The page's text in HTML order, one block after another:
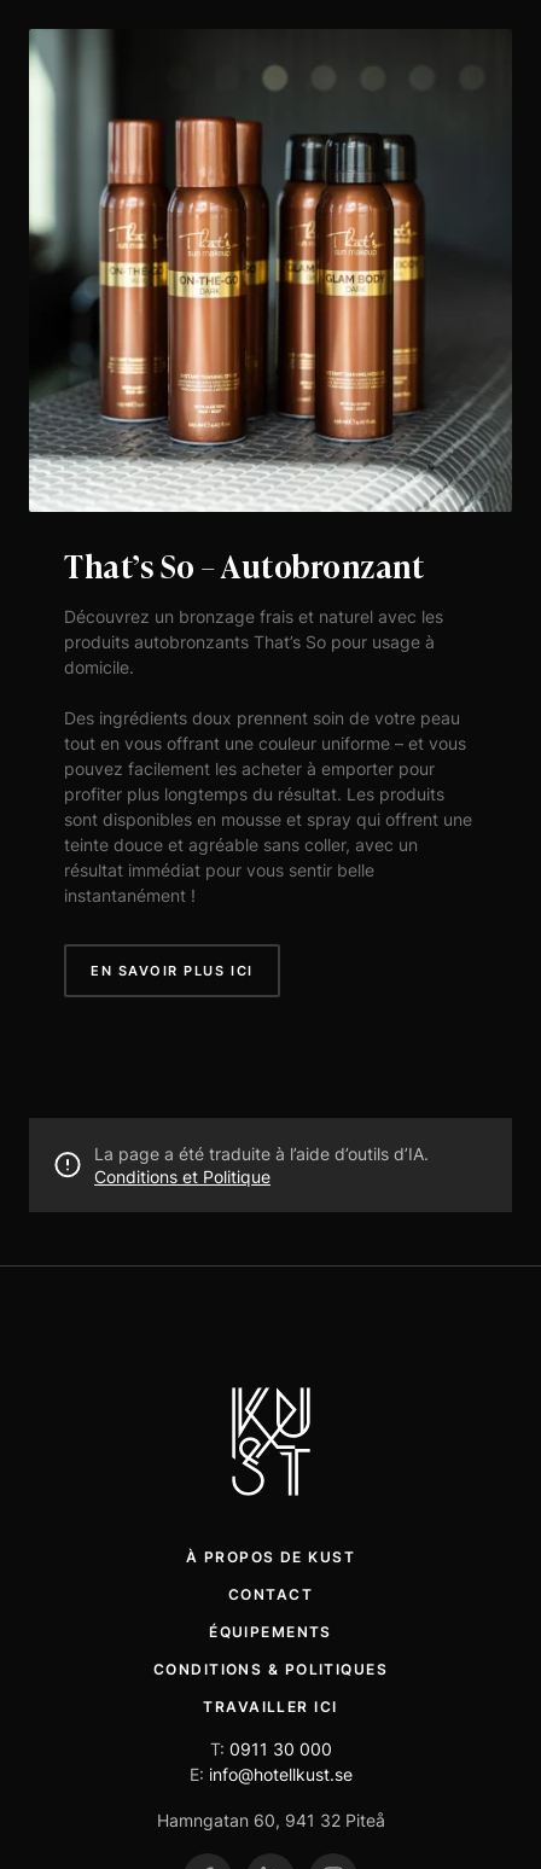
That’s So – Autobronzant
Découvrez un bronzage frais et naturel avec les
produits autobronzants That’s So pour usage à
domicile.
Des ingrédients doux prennent soin de votre peau
tout en vous offrant une couleur uniforme – et vous
pouvez facilement les acheter à emporter pour
profiter plus longtemps du résultat. Les produits
sont disponibles en mousse et spray qui offrent une
teinte douce et agréable sans coller, avec un
résultat immédiat pour vous sentir belle
instantanément !
EN SAVOIR PLUS ICI
La page a été traduite à l’aide d’outils d’IA.
Conditions et Politique
À PROPOS DE KUST
CONTACT
ÉQUIPEMENTS
CONDITIONS & POLITIQUES
TRAVAILLER ICI
T: 0911 30 000
E: info@hotellkust.se
Hamngatan 60, 941 32 Piteå